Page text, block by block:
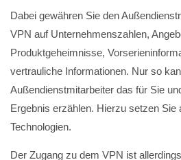
Dabei gewähren Sie den
VPN auf Unternehmenszahlen,
Produktgeheimnisse,
vertrauliche Informationen. Nur so
Außendienstmitarbeiter das für Sie
Ergebnis erzählen. Hierzu setzen Sie
Technologien.
Der Zugang zu dem VPN ist